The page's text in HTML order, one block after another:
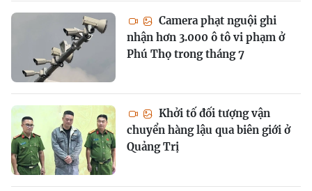
Camera phạt nguội ghi
nhận hơn 3.000 ô tô vi phạm ở
Phú Thọ trong tháng 7
Khởi tố đối tượng vận
chuyển hàng lậu qua biên giới ở
Quảng Trị